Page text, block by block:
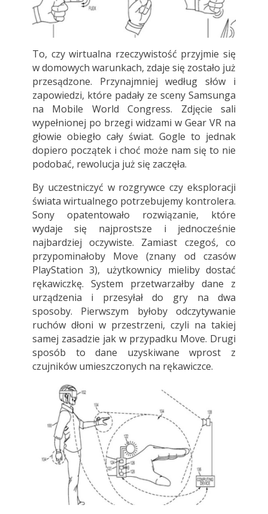
To, czy wirtualna rzeczywistość przyjmie się
w domowych warunkach, zdaje się zostało już
przesądzone. Przynajmniej według słów i
zapowiedzi, które padały ze sceny Samsunga
na Mobile World Congress. Zdjęcie sali
wypełnionej po brzegi widzami w Gear VR na
głowie obiegło cały świat. Gogle to jednak
dopiero początek i choć może nam się to nie
podobać, rewolucja już się zaczęła.
By uczestniczyć w rozgrywce czy eksploracji
świata wirtualnego potrzebujemy kontrolera.
Sony opatentowało rozwiązanie, które
wydaje się najprostsze i jednocześnie
najbardziej oczywiste. Zamiast czegoś, co
przypominałoby Move (znany od czasów
PlayStation 3), użytkownicy mieliby dostać
rękawiczkę. System przetwarzałby dane z
urządzenia i przesyłał do gry na dwa
sposoby. Pierwszym byłoby odczytywanie
ruchów dłoni w przestrzeni, czyli na takiej
samej zasadzie jak w przypadku Move. Drugi
sposób to dane uzyskiwane wprost z
czujników umieszczonych na rękawiczce.